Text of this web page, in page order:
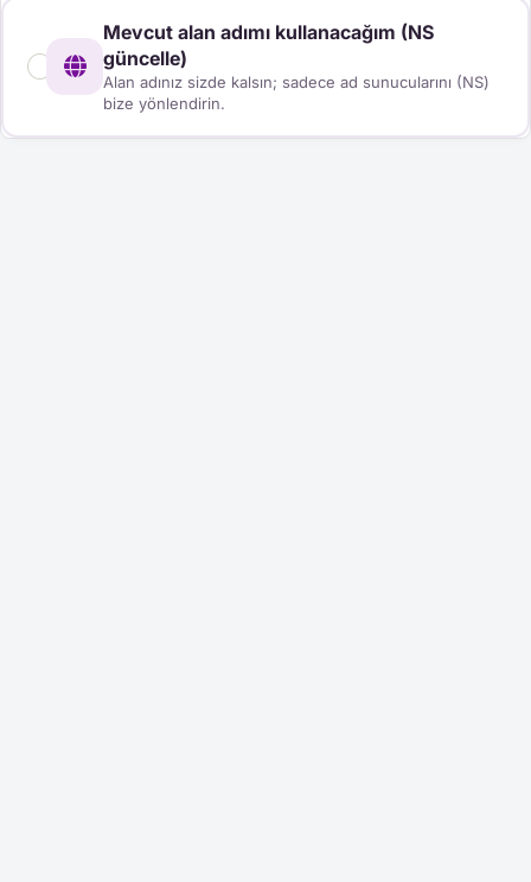
Mevcut alan adımı kullanacağım (NS
güncelle)
Alan adınız sizde kalsın; sadece ad sunucularını (NS)
bize yönlendirin.